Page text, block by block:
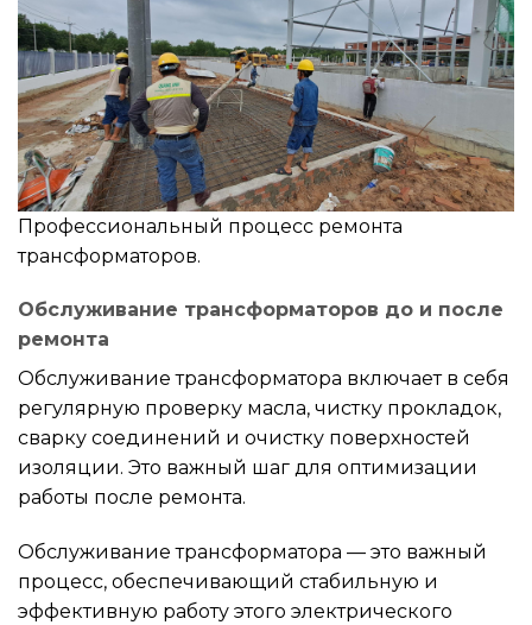
Профессиональный процесс ремонта
трансформаторов.
Обслуживание трансформаторов до и после
ремонта
Обслуживание трансформатора включает в себя
регулярную проверку масла, чистку прокладок,
сварку соединений и очистку поверхностей
изоляции. Это важный шаг для оптимизации
работы после ремонта.
Обслуживание трансформатора — это важный
процесс, обеспечивающий стабильную и
эффективную работу этого электрического